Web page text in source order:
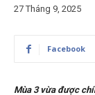
27 Tháng 9, 2025
Facebook
Mùa 3 vừa được